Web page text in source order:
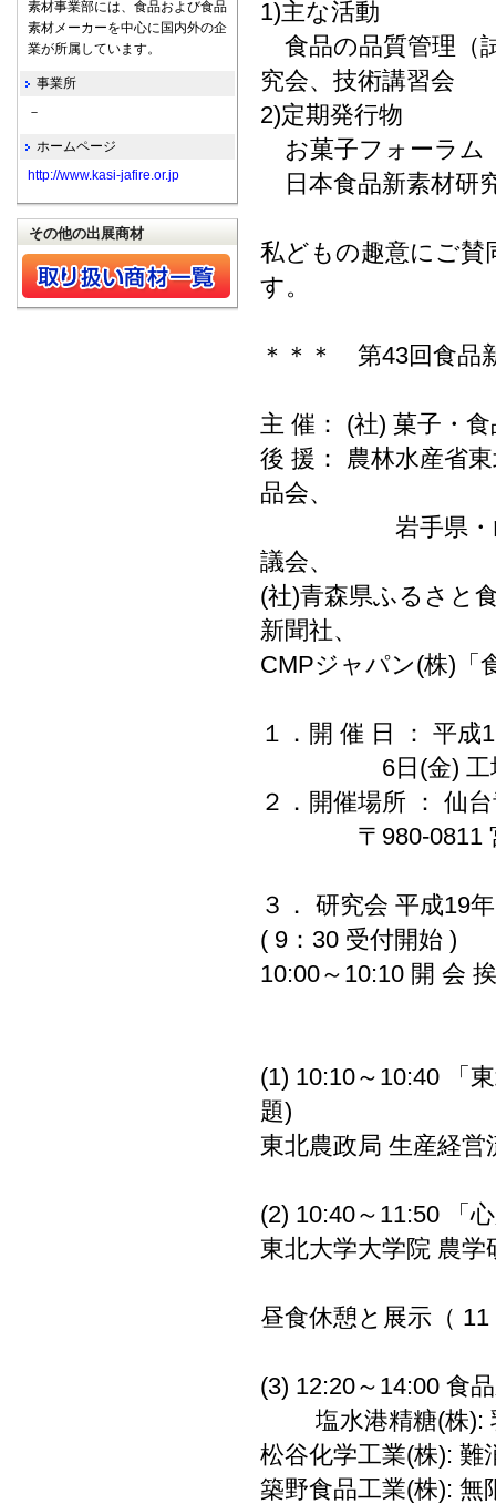
1)主な活動
食品の品質管理（
究会、技術講習会
2)定期発行物
お菓子フォーラム
日本食品新素材研
私どもの趣意にご賛
す。
＊＊＊ 第43回食品
主 催： (社) 菓子・
後 援： 農林水産省
品会、
岩手県・山形県
議会、
(社)青森県ふるさと
新聞社、
CMPジャパン(株)「
１．開 催 日 ： 平成
6日(金) 工場
２．開催場所 ： 仙
〒980-0811 宮城
３． 研究会 平成19
( 9：30 受付開始 )
10:00～10:10 開 会
(1) 10:10～10:40 「
題)
東北農政局 生産経営
(2) 10:40～11:50 「
東北大学大学院 農
昼食休憩と展示（
(3) 12:20～14:00
塩水港精糖(株):
松谷化学工業(株):
築野食品工業(株):
素材事業部には、食品および食品
素材メーカーを中心に国内外の企
業が所属しています。
事業所
－
ホームページ
http://www.kasi-jafire.or.jp
その他の出展商材